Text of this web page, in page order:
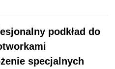
podkład do
specjalnych